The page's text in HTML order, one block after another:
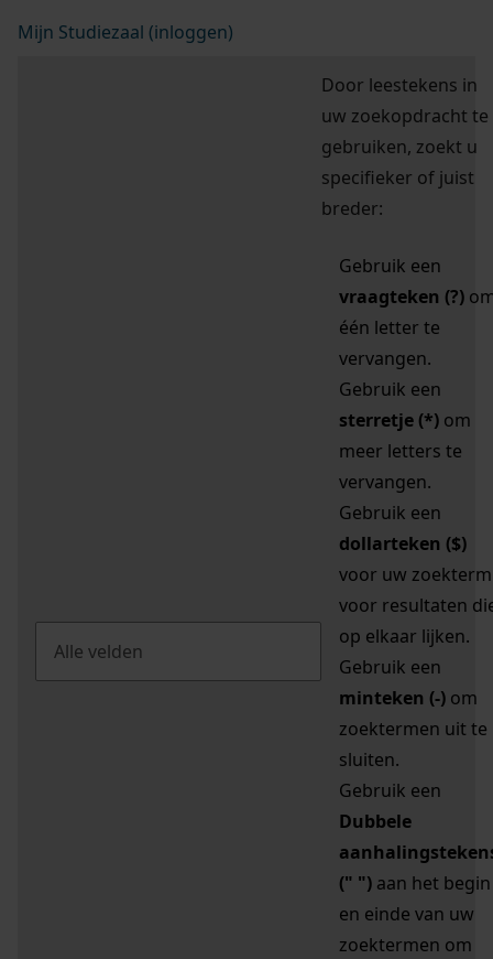
Mijn Studiezaal (inloggen)
Door leestekens in
uw zoekopdracht te
gebruiken, zoekt u
specifieker of juist
breder:
Gebruik een
vraagteken (?)
één letter te
vervangen.
Gebruik een
sterretje (*) om
meer letters te
vervangen.
Gebruik een
dollarteken ($)
voor uw zoekterm
voor resultaten
op elkaar lijken.
Gebruik een
minteken (-) om
zoektermen uit te
sluiten.
Gebruik een
Dubbele
(" ") aan het begin
en einde van uw
zoektermen om